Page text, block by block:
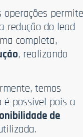
redução do lead
completa,
, realizando
temos
possível pois a
de